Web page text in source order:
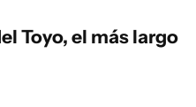
Toyo, el más largo